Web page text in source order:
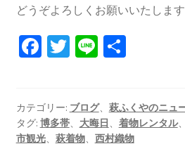
どうぞよろしくお願いいたします
Fa
o
o
T
er
Li 共
カテゴリー: ブログ、 萩ふくやのニュ
タグ: 博多帯、 大晦日 、 着物レンタル、
市観光、 萩着物、 西村織物